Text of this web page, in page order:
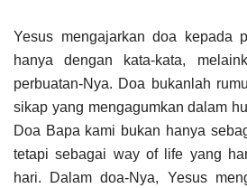
Yesus mengajarkan doa kepada
hanya dengan kata-kata,
perbuatan-Nya. Doa bukanlah
sikap yang mengagumkan dalam
Doa Bapa kami bukan hanya
tetapi sebagai way of life yang
hari. Dalam doa-Nya, Yesus